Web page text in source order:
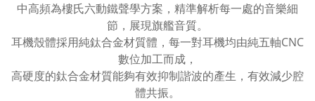
中高頻為樓氏六動鐵聲學方案，精準解析每一處的音樂細
節，展現旗艦音質。
耳機殼體採用純鈦合金材質體，每一對耳機均由純五軸CNC
數位加工而成，
高硬度的鈦合金材質能夠有效抑制諧波的產生，有效減少腔
體共振。